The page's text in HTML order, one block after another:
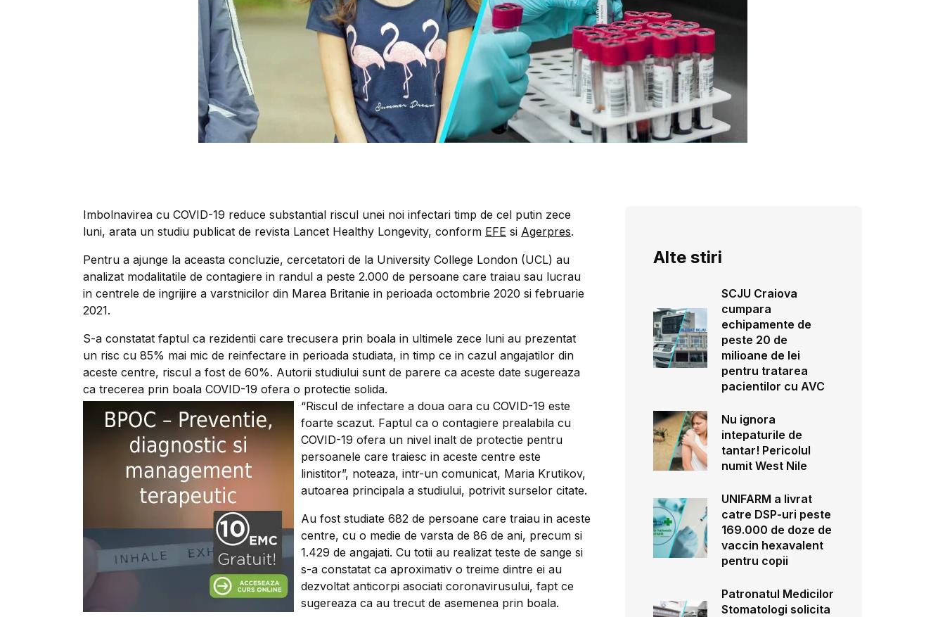
Imbolnavirea cu COVID-19 reduce substantial riscul unei noi infectari timp de cel putin zece
luni, arata un studiu publicat de revista Lancet Healthy Longevity, conform EFE si Agerpres.
Pentru a ajunge la aceasta concluzie, cercetatori de la University College London (UCL) au
analizat modalitatile de contagiere in randul a peste 2.000 de persoane care traiau sau lucrau
in centrele de ingrijire a varstnicilor din Marea Britanie in perioada octombrie 2020 si februarie
2021.
S-a constatat faptul ca rezidentii care trecusera prin boala in ultimele zece luni au prezentat
un risc cu 85% mai mic de reinfectare in perioada studiata, in timp ce in cazul angajatilor din
aceste centre, riscul a fost de 60%. Autorii studiului sunt de parere ca aceste date sugereaza
ca trecerea prin boala COVID-19 ofera o protectie solida.
“Riscul de infectare a doua oara cu COVID-19 este
foarte scazut. Faptul ca o contagiere prealabila cu
COVID-19 ofera un nivel inalt de protectie pentru
persoanele care traiesc in aceste centre este
linistitor”, noteaza, intr-un comunicat, Maria Krutikov,
autoarea principala a studiului, potrivit surselor citate.
Au fost studiate 682 de persoane care traiau in aceste
centre, cu o medie de varsta de 86 de ani, precum si
1.429 de angajati. Cu totii au realizat teste de sange si
s-a constatat ca aproximativ o treime dintre ei au
dezvoltat anticorpi asociati coronavirusului, fapt ce
sugereaza ca au trecut de asemenea prin boala.
Alte stiri
SCJU Craiova
cumpara
echipamente de
peste 20 de
milioane de lei
pentru tratarea
pacientilor cu AVC
Nu ignora
intepaturile de
tantar! Pericolul
numit West Nile
UNIFARM a livrat
catre DSP-uri peste
169.000 de doze de
vaccin hexavalent
pentru copii
Patronatul Medicilor
Stomatologi solicita